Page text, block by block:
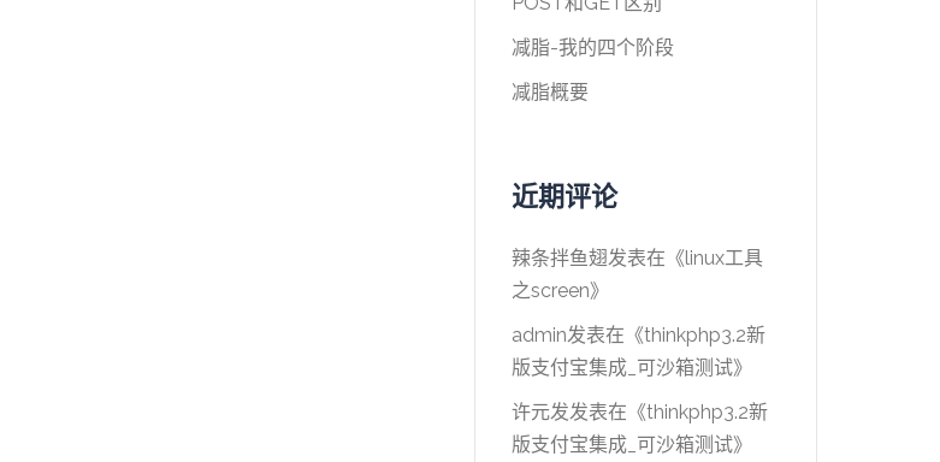
减脂-我的四个阶段
减脂概要
近期评论
辣条拌鱼翅发表在《linux工具
之screen》
admin发表在《thinkphp3.2新
版支付宝集成_可沙箱测试》
许元发发表在《thinkphp3.2新
版支付宝集成_可沙箱测试》